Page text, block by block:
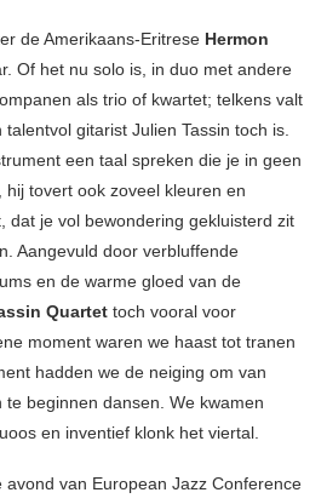
de Amerikaans-Eritrese Hermon
Of het nu solo is, in duo met andere
als trio of kwartet; telkens valt
gitarist Julien Tassin toch is.
een taal spreken die je in geen
tovert ook zoveel kleuren en
dat je vol bewondering gekluisterd zit
Aangevuld door verbluffende
en de warme gloed van de
Quartet toch vooral voor
moment waren we haast tot tranen
hadden we de neiging om van
beginnen dansen. We kwamen
en inventief klonk het viertal.
van European Jazz Conference